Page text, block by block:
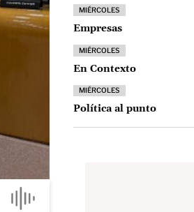
MIÉRCOLES
Empresas
MIÉRCOLES
En Contexto
MIÉRCOLES
Política al punto